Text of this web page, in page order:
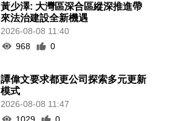
黃少澤: 大灣區深合區縱深推進帶
來法治建設全新機遇
2026-08-08 11:40
968
0
譚偉文要求都更公司探索多元更新
模式
2026-08-08 11:47